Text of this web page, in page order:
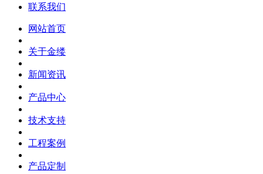
联系我们
网站首页
关于金缕
新闻资讯
产品中心
技术支持
工程案例
产品定制